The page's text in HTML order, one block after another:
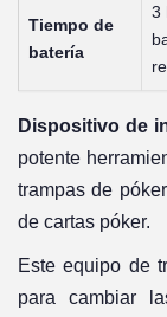
Tiempo de
batería
3
Dispositivo de
potente
trampas de
de cartas póker.
Este equipo de
para cambiar